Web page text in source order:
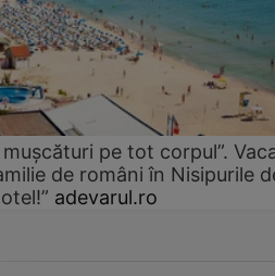
pe tot corpul”.
de români în Nisipurile
adevarul.ro